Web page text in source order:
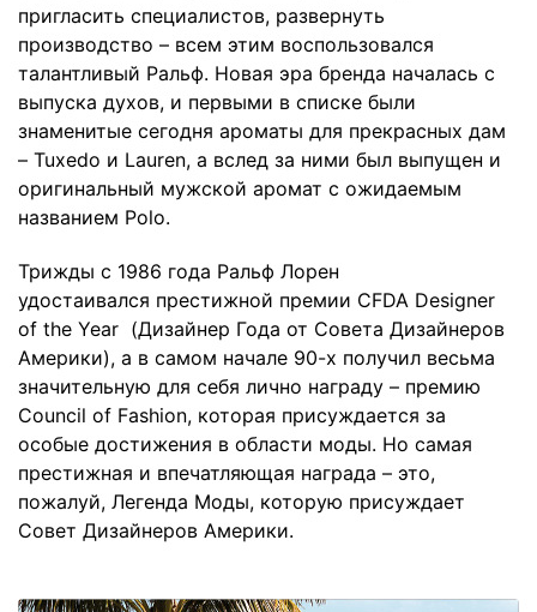
пригласить специалистов, развернуть
производство – всем этим воспользовался
талантливый Ральф. Новая эра бренда началась с
выпуска духов, и первыми в списке были
знаменитые сегодня ароматы для прекрасных дам
– Tuxedo и Lauren, а вслед за ними был выпущен и
оригинальный мужской аромат с ожидаемым
названием Polo.
Трижды с 1986 года Ральф Лорен
удостаивался престижной премии CFDA Designer
of the Year (Дизайнер Года от Совета Дизайнеров
Америки), а в самом начале 90-х получил весьма
значительную для себя лично награду – премию
Council of Fashion, которая присуждается за
особые достижения в области моды. Но самая
престижная и впечатляющая награда – это,
пожалуй, Легенда Моды, которую присуждает
Совет Дизайнеров Америки.